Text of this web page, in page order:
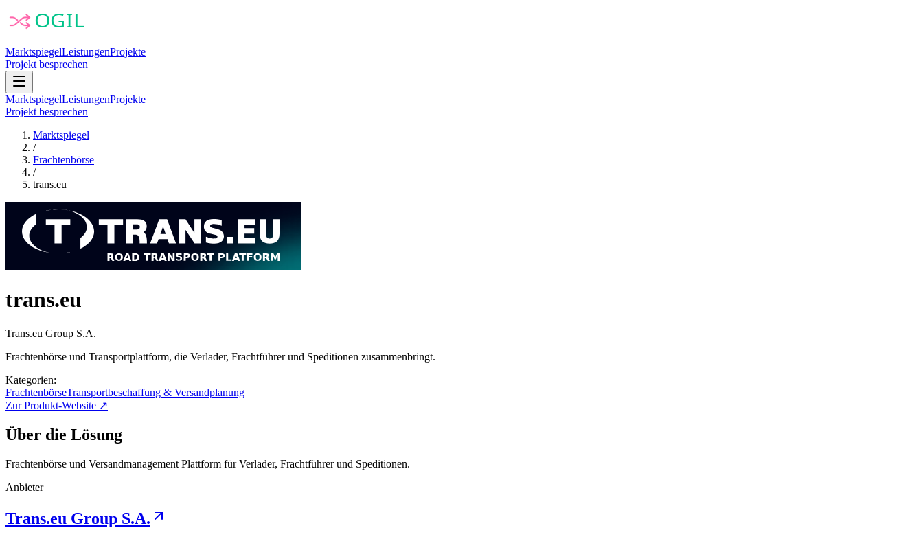
MarktspiegelLeistungenProjekte
Projekt besprechen
MarktspiegelLeistungenProjekte
Projekt besprechen
Marktspiegel
/
Frachtenbörse
/
trans.eu
trans.eu
Trans.eu Group S.A.
Frachtenbörse und Transportplattform, die Verlader, Frachtführer und Speditionen zusammenbringt.
Kategorien:
FrachtenbörseTransportbeschaffung & Versandplanung
Zur Produkt-Website ↗
Über die Lösung
Frachtenbörse und Versandmanagement Plattform für Verlader, Frachtführer und Speditionen.
Anbieter
Trans.eu Group S.A.